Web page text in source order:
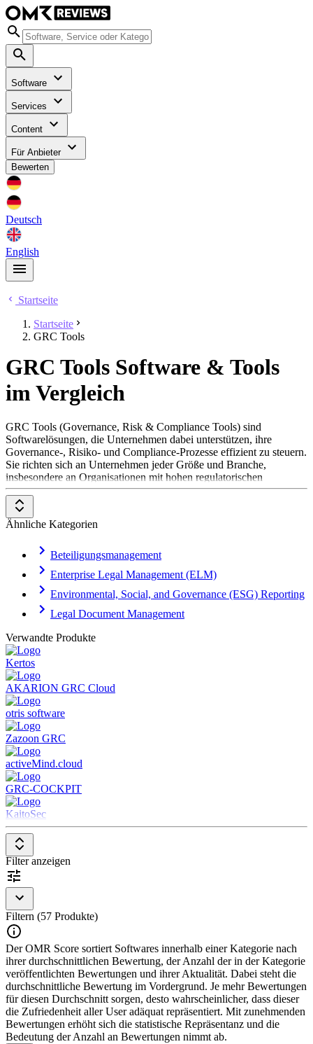
Software
Services
Content
Für Anbieter
Bewerten
Deutsch
English
Startseite
Startseite
GRC Tools
GRC Tools Software & Tools
im Vergleich
GRC Tools (Governance, Risk & Compliance Tools) sind
Softwarelösungen, die Unternehmen dabei unterstützen, ihre
Governance-, Risiko- und Compliance-Prozesse effizient zu steuern.
Sie richten sich an Unternehmen jeder Größe und Branche,
insbesondere an Organisationen mit hohen regulatorischen
Anforderungen. Eingesetzt werden sie in Bereichen wie
Finanzdienstleistungen, Gesundheitswesen, produzierendes
Gewerbe und IT-Sicherheit. GRC Tools helfen dabei, gesetzliche
Vorschriften einzuhalten, Risiken frühzeitig zu identifizieren und
Um in der Kategorie GRC Tools aufgenommen zu werden, sollte
eine Lösung folgende Features und Eigenschaften aufweisen:
Risikomanagement:Identifikation, Bewertung und
Überwachung von Unternehmensrisiken
Einhaltung gesetzlicher und unternehmensinterner
Vorschriften
Audit-Management:
interner sowie externer Audits
Governance-Funktionen:
Richtlinienverwaltung und Berichterstattung für eine bessere
Unternehmensführung
Workflow- und Automatisierungsfunktionen:
Steuerung von GRC-Prozessen durch digitale Workflows
Ähnliche Kategorien
Beteiligungsmanagement
Enterprise Legal Management (ELM)
Environmental, Social, and Governance (ESG) Reporting
Legal Document Management
Verwandte Produkte
Kertos
AKARION GRC Cloud
otris software
Zazoon GRC
activeMind.cloud
GRC-COCKPIT
KaitoSec
Filter anzeigen
Filtern (57 Produkte)
Der OMR Score sortiert Softwares innerhalb einer Kategorie nach
ihrer durchschnittlichen Bewertung, der Anzahl der in der Kategorie
veröffentlichten Bewertungen und ihrer Aktualität. Dabei steht die
durchschnittliche Bewertung im Vordergrund. Je mehr Bewertungen
für diesen Durchschnitt sorgen, desto wahrscheinlicher, dass dieser
die Zufriedenheit aller User adäquat repräsentiert. Mit zunehmenden
Bewertungen erhöht sich die statistische Repräsentanz und die
Bedeutung der Anzahl an Bewertungen nimmt ab.